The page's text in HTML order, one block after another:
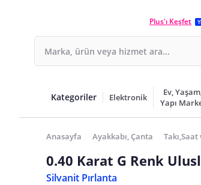
Plus'ı Keşfet
Kategoriler Elektronik
Ev,
Yapı
Anasayfa Ayakkabı, Çanta
0.40 Karat G Renk
Silvanit Pırlanta